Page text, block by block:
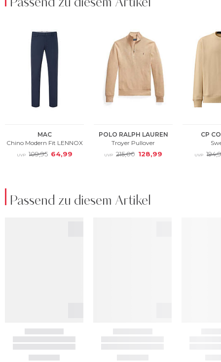
Passend zu diesem Artikel